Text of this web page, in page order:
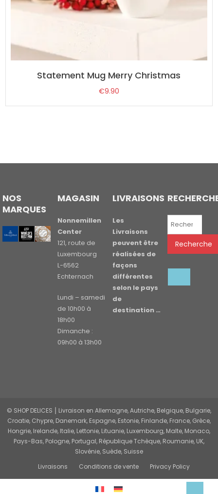
Statement Mug Merry Christmas
€9.90
NOS
MARQUES
MAGASIN
Nonnemillen
Center
121, route de
Luxembourg
L-6562
Echternach
Lundi – samedi
de 10h00 à
18h00
Dimanche :
09h00 à 13h00
LIVRAISONS
Les
Livraisons
peuvent être
réalisées de
façons
différentes
selon le pays
de
destination …
Recherche
Recherche
© SHOP DELICES ⎮ Livraison en Allemagne, Autriche, Belgique, Bulgarie,
Croatie, Chypre, Danemark, Espagne, Estonie, Finlande, France, Grèce,
Hongrie, Irelande, Italie, Lettonie, Lituanie, Luxembourg, Malte, Monaco,
Pays-Bas, Pologne, Portugal, République Tchèque, Roumanie, UK,
Slovénie, Suède, Suisse
Livraisons
Conditions de vente Privacy Policy